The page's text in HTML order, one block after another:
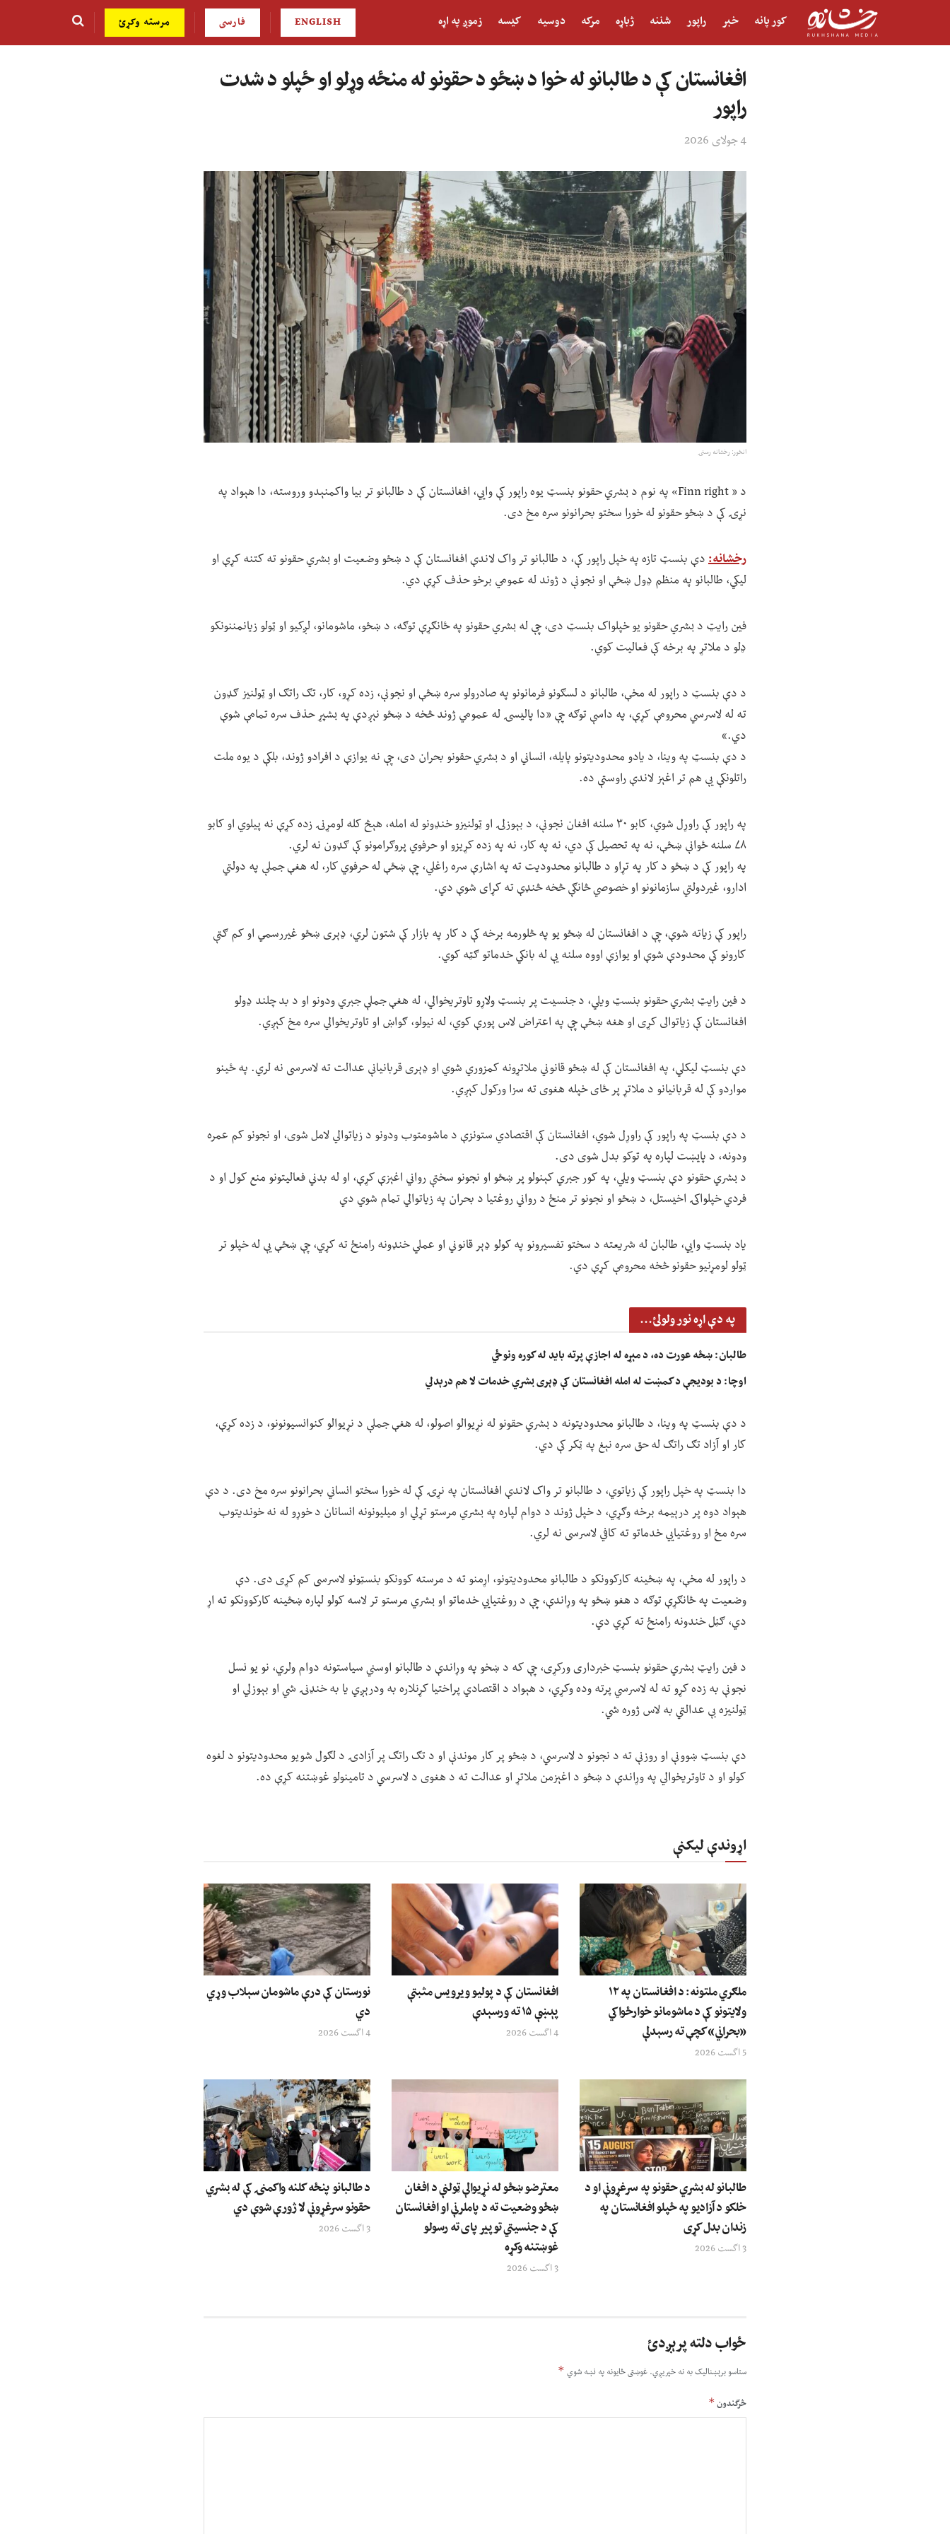
کور پانه خبر راپور شننه ژباړه مرکه دوسیه کیسه زموږ په اړه ENGLISH فارسی مرسته وکړئ
افغانستان کې د طالبانو له خوا د ښځو د حقونو له منځه وړلو او ځپلو د شدت
راپور
4 جولای 2026
انځور: رخشانه رسنۍ
د « Finn right» په نوم د بشري حقونو بنسټ یوه راپور کې وايي، افغانستان کې د طالبانو تر بیا واکمنېدو وروسته، دا هېواد په
نړۍ کې د ښځو حقونو له خورا سختو بحرانونو سره مخ دی.
رخشانه:دې بنسټ تازه په خپل راپور کې، د طالبانو تر واک لاندې افغانستان کې د ښځو وضعیت او بشري حقونو ته کتنه کړې او
لیکي، طالبانو په منظم ډول ښځې او نجونې د ژوند له عمومي برخو حذف کړې دي.
فین رایټ د بشري حقونو یو خپلواک بنسټ دی، چې له بشري حقونو په ځانګړې توګه، د ښځو، ماشومانو، لږکیو او ټولو زیانمننونکو
ډلو د ملاتړ په برخه کې فعالیت کوي.
د دې بنسټ د راپور له مخې، طالبانو د لسګونو فرمانونو په صادرولو سره ښځې او نجونې، زده کړو، کار، تګ راتګ او ټولنیز ګډون
ته له لاسرسي محرومې کړې، په داسې توګه چې «دا پالیسۍ له عمومي ژوند څخه د ښځو نېږدې په بشپړ حذف سره تمامې شوې
دي.»
د دې بنسټ په وینا، د یادو محدودیتونو پایله، انساني او د بشري حقونو بحران دی، چې نه یوازې د افرادو ژوند، بلکې د یوه ملت
راتلونکې یې هم تر اغېز لاندې راوستې ده.
په راپور کې راوړل شوي، کابو ۳۰ سلنه افغان نجونې، د بېوزلۍ او ټولنیزو خنډونو له امله، هېڅ کله لومړنۍ زده کړې نه پیلوي او کابو
۷۸ سلنه ځوانې ښځې، نه په تحصیل کې دي، نه په کار، نه په زده کړیزو او حرفوي پروګرامونو کې ګډون نه لري.
په راپور کې د ښځو د کار په تړاو د طالبانو محدودیت ته په اشارې سره راغلي، چې ښځې له حرفوي کار، له هغې جملې په دولتي
ادارو، غیردولتي سازمانونو او خصوصي څانګې څخه څنډې ته کړای شوې دي.
راپور کې زیاته شوې، چې د افغانستان له ښځو یو په څلورمه برخه کې د کار په بازار کې شتون لري، ډېری ښځو غیررسمي او کم ګټې
کارونو کې محدودې شوې او یوازې اووه سلنه یې له بانکي خدماتو ګټه کوي.
د فین رایټ بشري حقونو بنسټ ویلي، د جنسیت پر بنسټ ولاړو تاوتریخوالي، له هغې جملې جبري ودونو او د بد چلند ډولو
افغانستان کې زیاتوالی کړی او هغه ښځې چې په اعتراض لاس پورې کوي، له نیولو، ګواښ او تاوتریخوالي سره مخ کېږي.
دې بنسټ لیکلي، په افغانستان کې له ښځو قانوني ملاتړونه کمزوري شوي او ډېری قربانیانې عدالت ته لاسرسی نه لري. په ځینو
مواردو کې له قربانیانو د ملاتړ پر ځای خپله هغوی ته سزا ورکول کېږي.
د دې بنسټ په راپور کې راوړل شوي، افغانستان کې اقتصادي ستونزې د ماشومتوب ودونو د زیاتوالي لامل شوی، او نجونو کم عمره
ودونه، د پایښت لپاره په توکو بدل شوی دی.
د بشري حقونو دې بنسټ ویلي، په کور جبري کېنولو پر ښځو او نجونو سختې رواني اغېزې کړې، او له بدني فعالیتونو منع کول او د
فردي خپلواکۍ اخیستل، د ښځو او نجونو تر منځ د رواني روغتیا د بحران په زیاتوالي تمام شوي دي
یاد بنسټ وايي، طالبان له شریعته د سختو تفسیرونو په کولو ډېر قانوني او عملي خنډونه رامنځ ته کړي، چې ښځې یې له خپلو تر
ټولو لومړنیو حقونو څخه محرومې کړې دي.
په دې اړه نور ولولئ...
طالبان: ښځه عورت ده، د مېړه له اجازې پرته باید له کوره ونوځي
اوچا: د بودیجې د کمښت له امله افغانستان کې ډېری بشري خدمات لا هم درېدلي
د دې بنسټ په وینا، د طالبانو محدودیتونه د بشري حقونو له نړیوالو اصولو، له هغې جملې د نړیوالو کنوانسیونونو، د زده کړې،
کار او آزاد تګ راتګ له حق سره نېغ په ټکر کې دي.
دا بنسټ په خپل راپور کې زیاتوي، د طالبانو تر واک لاندې افغانستان په نړۍ کې له خورا سختو انساني بحرانونو سره مخ دی. د دې
هېواد دوه پر درېیمه برخه وګړي، د خپل ژوند د دوام لپاره په بشري مرستو تړلي او میلیونونه انسانان د خوړو له نه خوندیتوب
سره مخ او روغتیايي خدماتو ته کافي لاسرسی نه لري.
د راپور له مخې، په ښځینه کارکوونکو د طالبانو محدودیتونو، اړمنو ته د مرسته کوونکو بنسټونو لاسرسی کم کړی دی. دې
وضعیت په ځانګړې توګه د هغو ښځو په وړاندې، چې د روغتیايي خدماتو او بشري مرستو تر لاسه کولو لپاره ښځینه کارکوونکو ته اړ
دي، ګڼل خندونه رامنځ ته کړي دي.
د فین رایټ بشري حقونو بنسټ خبرداری ورکړی، چې که د ښخو په وړاندې د طالبانو اوسني سیاستونه دوام ولري، نو یو نسل
نجونې به زده کړو ته له لاسرسي پرته وده وکړي، د هېواد د اقتصادي پراختیا کړنلاره به ودرېږي یا به خنډنۍ شي او بېوزلي او
ټولنیزه بې عدالتي به لاس ژوره شي.
دې بنسټ ښوونې او روزنې ته د نجونو د لاسرسي، د ښځو پر کار موندنې او د تګ راتګ پر آزادۍ د لګول شویو محدودیتونو د لغوه
کولو او د تاوتریخوالي په وړاندې د ښځو د اغېزمن ملاتړ او عدالت ته د هغوی د لاسرسي د تامینولو غوښتنه کړې ده.
اړوندې لیکنې
ملګري ملتونه: د افغانستان په ۱۲
ولایتونو کې د ماشومانو خوارځواکي
«بحراني» کچې ته رسېدلې
5 اگست 2026
افغانستان کې د پولیو ویرویس مثبتې
پېښې ۱۵ ته ورسېدې
4 اگست 2026
نورستان کې درې ماشومان سېلاب وړي
دي
4 اگست 2026
طالبانو له بشري حقونو په سرغړونې او د
خلکو د آزادیو په ځپلو افغانستان په
زندان بدل کړی
3 اگست 2026
معترضو ښځو له نړیوالې ټولنې د افغان
ښځو وضعیت ته د پاملرنې او افغانستان
کې د جنسیتي توپیر پای ته رسولو
غوښتنه وکړه
3 اگست 2026
د طالبانو پنځه کلنه واکمنۍ کې له بشري
حقونو سرغړونې لا ژورې شوې دي
3 اگست 2026
ځواب دلته پرېږدئ
ستاسو برېښناليک به نه خپريږي.غوښتى ځایونه په نښه شوي *
څرگندون*